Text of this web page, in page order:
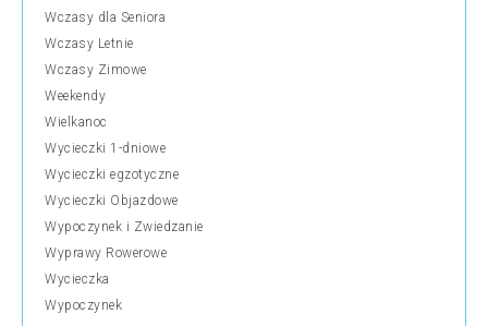
Wczasy dla Seniora
Wczasy Letnie
Wczasy Zimowe
Weekendy
Wielkanoc
Wycieczki 1-dniowe
Wycieczki egzotyczne
Wycieczki Objazdowe
Wypoczynek i Zwiedzanie
Wyprawy Rowerowe
Wycieczka
Wypoczynek